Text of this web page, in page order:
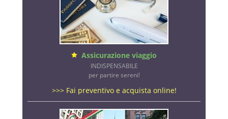
Assicurazione viaggio
INDISPENSABILE
per partire sereni!
>>> Fai preventivo e acquista online!